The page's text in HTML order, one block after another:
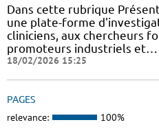
Dans cette rubrique
une plate-forme
cliniciens, aux chercheurs
promoteurs industriels et…
18/02/2026 15:25
PAGES
relevance: 100%